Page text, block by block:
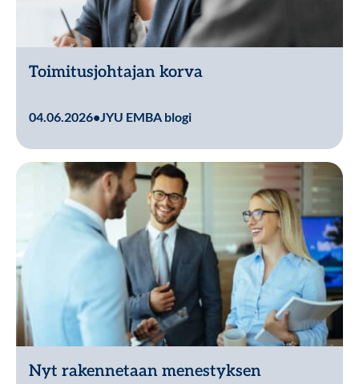
Toimitusjohtajan korva
04.06.2026•JYU EMBA blogi
Nyt rakennetaan menestyksen